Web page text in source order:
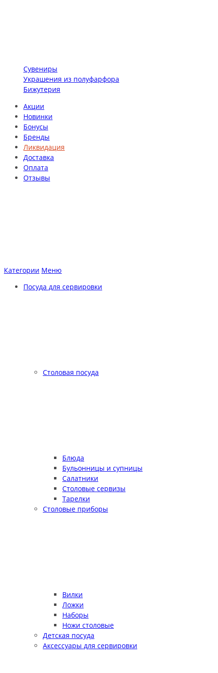
Сувениры
Украшения из полуфарфора
Бижутерия
Акции
Новинки
Бонусы
Бренды
Ликвидация
Доставка
Оплата
Отзывы
Категории Меню
Посуда для сервировки
Столовая посуда
Блюда
Бульонницы и супницы
Салатники
Столовые сервизы
Тарелки
Столовые приборы
Вилки
Ложки
Наборы
Ножи столовые
Детская посуда
Аксессуары для сервировки